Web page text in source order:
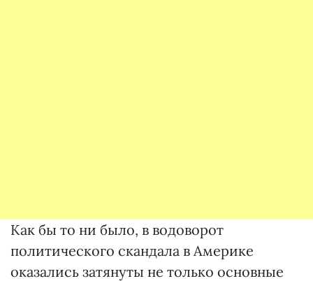
Как бы то ни было, в водоворот
политического скандала в Америке
оказались затянуты не только основные